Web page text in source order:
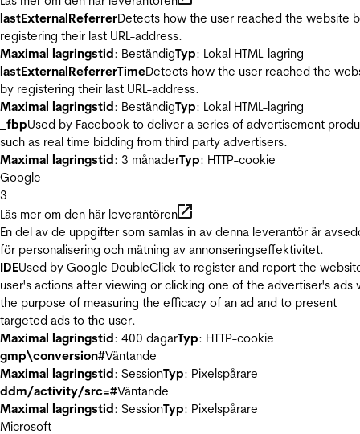
lastExternalReferrerDetects how the user reached the website
registering their last URL-address.
Maximal lagringstid: BeständigTyp: Lokal HTML-lagring
lastExternalReferrerTimeDetects how the user reached the
by registering their last URL-address.
Maximal lagringstid: BeständigTyp: Lokal HTML-lagring
_fbpUsed by Facebook to deliver a series of advertisement
such as real time bidding from third party advertisers.
Maximal lagringstid: 3 månaderTyp: HTTP-cookie
Google
3
Läs mer om den här leverantören
En del av de uppgifter som samlas in av denna leverantör är
för personalisering och mätning av annonseringseffektivitet.
IDEUsed by Google DoubleClick to register and report the
user's actions after viewing or clicking one of the advertiser's ads
the purpose of measuring the efficacy of an ad and to present
targeted ads to the user.
Maximal lagringstid: 400 dagarTyp: HTTP-cookie
gmp\conversion#Väntande
Maximal lagringstid: SessionTyp: Pixelspårare
ddm/activity/src=#Väntande
Maximal lagringstid: SessionTyp: Pixelspårare
Microsoft